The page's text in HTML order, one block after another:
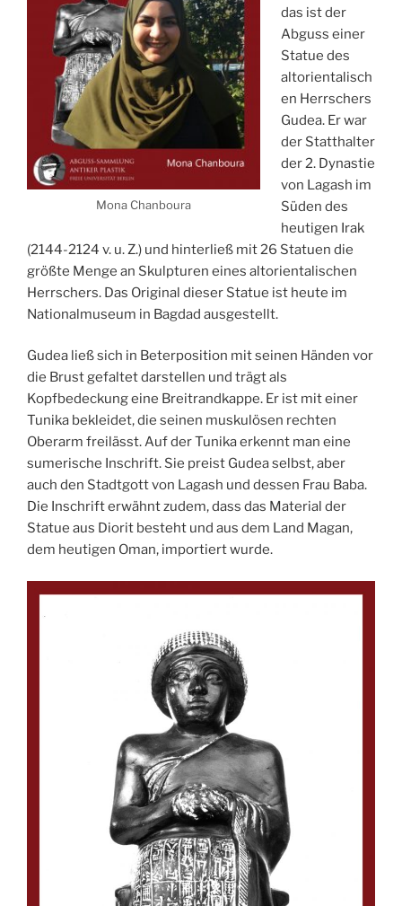
Mona Chanboura
das ist der
Abguss einer
Statue des
altorientalisch
en Herrschers
Gudea. Er war
der Statthalter
der 2. Dynastie
von Lagash im
Süden des
heutigen Irak
(2144-2124 v. u. Z.) und hinterließ mit 26 Statuen die
größte Menge an Skulpturen eines altorientalischen
Herrschers. Das Original dieser Statue ist heute im
Nationalmuseum in Bagdad ausgestellt.
Gudea ließ sich in Beterposition mit seinen Händen vor
die Brust gefaltet darstellen und trägt als
Kopfbedeckung eine Breitrandkappe. Er ist mit einer
Tunika bekleidet, die seinen muskulösen rechten
Oberarm freilässt. Auf der Tunika erkennt man eine
sumerische Inschrift. Sie preist Gudea selbst, aber
auch den Stadtgott von Lagash und dessen Frau Baba.
Die Inschrift erwähnt zudem, dass das Material der
Statue aus Diorit besteht und aus dem Land Magan,
dem heutigen Oman, importiert wurde.